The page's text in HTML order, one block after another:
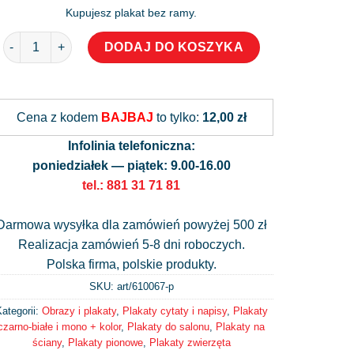
Kupujesz plakat bez ramy.
ilość Plakat z napisem: this llama doesn't want your drama
DODAJ DO KOSZYKA
Cena z kodem BAJBAJ to tylko: 12,00 zł
Infolinia telefoniczna:
poniedziałek — piątek: 9.00-16.00
tel.: 881 31 71 81
wysyłka dla zamówień powyżej 500 zł
Realizacja zamówień 5-8 dni roboczych.
Polska firma, polskie produkty.
SKU: art/610067-p
Obrazy i plakaty, Plakaty cytaty i napisy, Plakaty
białe i mono + kolor, Plakaty do salonu Plakaty na
ściany, Plakaty pionowe, Plakaty zwierzęta